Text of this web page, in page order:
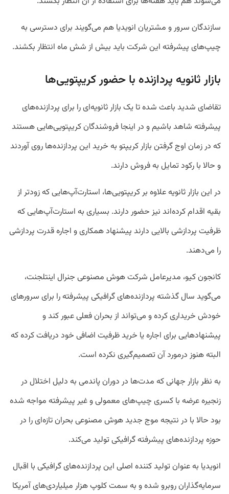
سازندگان سرور و مشتریان انویدیا هم می‌گویند برای دسترسی به
چیپ‌های پیشرفته این شرکت باید بیش از شش ماه انتظار بکشند.
بازار ثانویه پردازنده با حضور کریپتویی‌ها
تقاضای شدید باعث شده تا یک بازار ثانویه‌ای را برای پردازنده‌های
پیشرفته شاهد باشیم و در اینجا فروشندگان کریپتویی‌هایی هستند
که در زمان اوج گرفتن بازار کریپتو به خرید این پردازنده‌ها روی آوردند
و حالا با رکود تمایل به فروش دارند.
در این بازار ثانویه علاوه بر کریپتویی‌ها، استارت‌آپ‌هایی که زودتر از
بقیه اقدام کرده‌اند نیز حضور دارند. بسیاری به استارت‌آپ‌هایی که
ظرفیت پردازشی بالایی دارند پیشنهاد همکاری و اجاره قدرت پردازشی
را می‌دهند.
کانجون کیو، مدیرعامل شرکت هوش مصنوعی جنرال اینتلجنت،
می‌گوید سال گذشته پردازنده‌های گرافیکی پیشرفته را برای سرور‌های
خودش خریداری کرده و می‌تواند از بحران فعلی عبور کند و
پیشنهادهایی برای اجاره یا خرید ظرفیت اضافی خود دریافت کرده که
البته هنوز درمورد آن تصمیم‌گیری نکرده است.
به نظر بازار جهانی که مدت‌ها در دوران پاندمی به دلیل اختلال در
زنجیره عرضه با کسری چیپ‌های معمولی و غیر پیشرفته مواجه شده
بود حالا با در نتیجه موج جدید هوش مصنوعی بحران تازه‌ای را در
حوزه پردازنده‌های پیشرفته گرافیکی تولید می‌کند.
انویدیا به عنوان تولید کننده اصلی این پردازنده‌های گرافیکی با اقبال
سرمایه‌گذاران روبرو شده و به سمت کلوپ هزار میلیاردی‌های آمریکا